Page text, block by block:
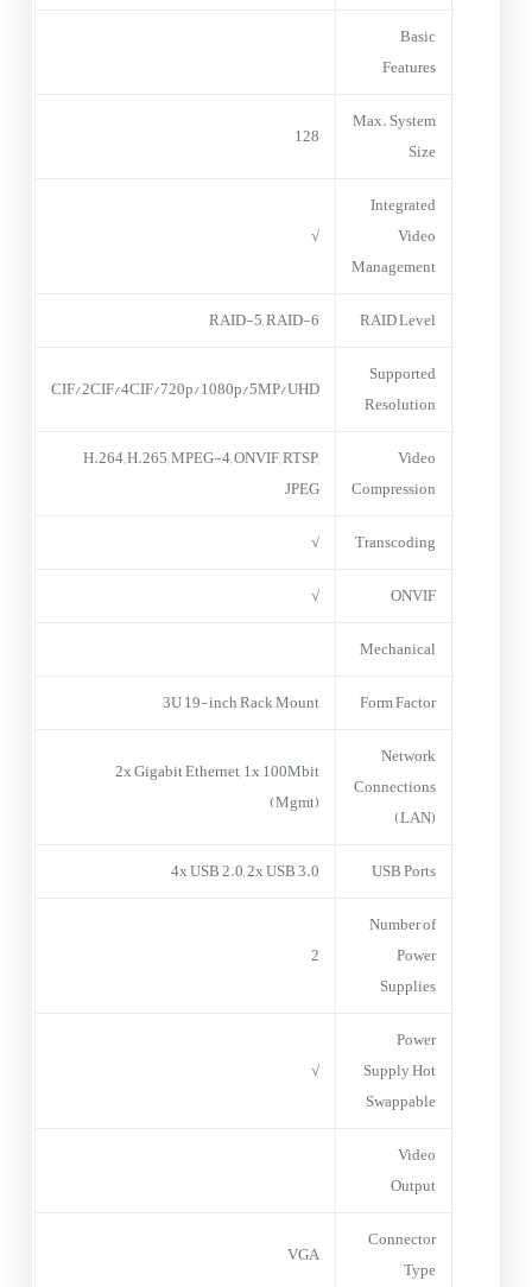
Basic
Features
Max. System
Size
128
Integrated
Video
Management
√
RAID Level
RAID-5, RAID-6
Supported
Resolution
CIF/2CIF/4CIF/720p/1080p/5MP/UHD
Video
Compression
H.264, H.265, MPEG-4, ONVIF, RTSP,
JPEG
Transcoding
√
ONVIF
√
Mechanical
Form Factor
3U 19-inch Rack Mount
Network
Connections
(LAN)
2x Gigabit Ethernet, 1x 100Mbit
(Mgmt)
USB Ports
4x USB 2.0, 2x USB 3.0
Number of
Power
Supplies
2
Power
Supply Hot
Swappable
√
Video
Output
Connector
Type
VGA